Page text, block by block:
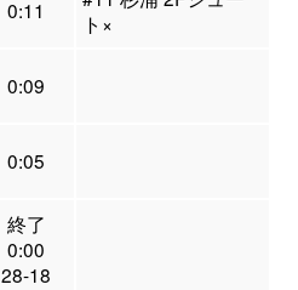
0:11
ト×
0:09
0:05
終了
0:00
28-18